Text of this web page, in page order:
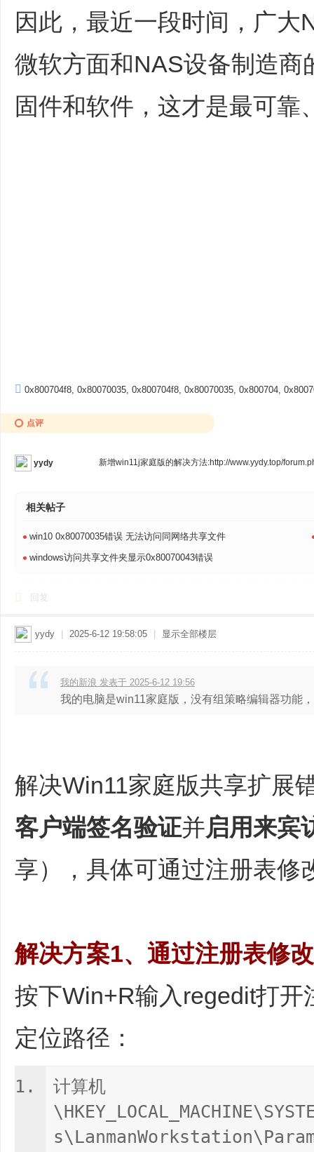
因此，最近一段时间，广
微软方面和NAS设备制造
固件和软件，这才是最可靠
0x800704f8, 0x80070035, 0x800704f8, 0x80070035, 0x800704,
点评
yydy 新增win11j家庭版的解决方法:http://www.yydy.top/
相关帖子
• win10 0x80070035错误 无法访问同网络共享文件
• windows访问共享文件夹显示0x80070043错误
回复
yydy 2025-6-12 19:58:05 显示全部楼层
我的新浪 发表于 2025-6-12 19:56
我的电脑是win11家庭版，没有组策略编辑器功能
解决Win11家庭版共享扩展
客户端签名验证并启用来宾
享）‌，具体可通过注册表修
解决方案1、通过注册表修改
按下Win+R输入regedit打开
定位路径：
计算机